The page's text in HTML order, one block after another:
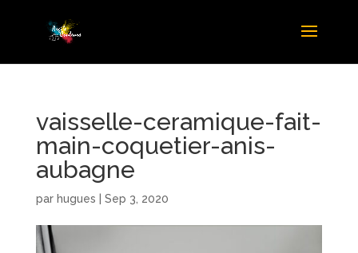
vaisselle-ceramique-fait-
main-coquetier-anis-
aubagne
par hugues Sep 3, 2020